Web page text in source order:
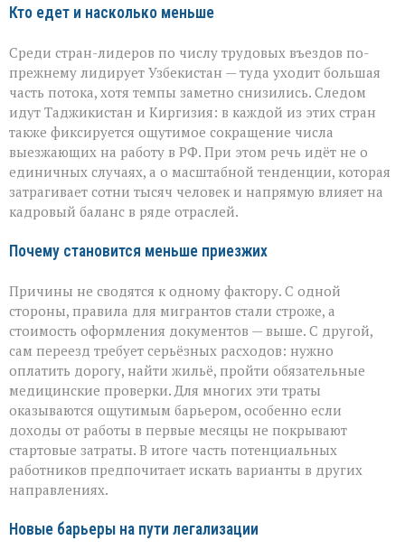
Кто едет и насколько меньше
Среди стран-лидеров по числу трудовых въездов по-
прежнему лидирует Узбекистан — туда уходит большая
часть потока, хотя темпы заметно снизились. Следом
идут Таджикистан и Киргизия: в каждой из этих стран
также фиксируется ощутимое сокращение числа
выезжающих на работу в РФ. При этом речь идёт не о
единичных случаях, а о масштабной тенденции, которая
затрагивает сотни тысяч человек и напрямую влияет на
кадровый баланс в ряде отраслей.
Почему становится меньше приезжих
Причины не сводятся к одному фактору. С одной
стороны, правила для мигрантов стали строже, а
стоимость оформления документов — выше. С другой,
сам переезд требует серьёзных расходов: нужно
оплатить дорогу, найти жильё, пройти обязательные
медицинские проверки. Для многих эти траты
оказываются ощутимым барьером, особенно если
доходы от работы в первые месяцы не покрывают
стартовые затраты. В итоге часть потенциальных
работников предпочитает искать варианты в других
направлениях.
Новые барьеры на пути легализации